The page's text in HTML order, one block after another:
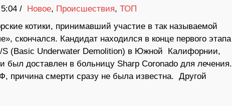
5:04 / Новое, Происшествия, ТОП
котики, принимавший участие в так называемой
скончался. Кандидат находился в конце первого этапа
S (Basic Underwater Demolition) в Южной Калифорнии,
и был доставлен в больницу Sharp Coronado для лечения.
причина смерти сразу не была известна. Другой